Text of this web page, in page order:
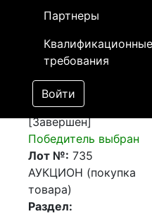
Партнеры
Квалификационные
требования
Войти
Закупка: Перевозка
Германия г.
кирхундем и г.
Купенхайм - г.
Кентау РК
[Завершен]
Победитель выбран
Лот №: 735
АУКЦИОН (покупка
товара)
Раздел: